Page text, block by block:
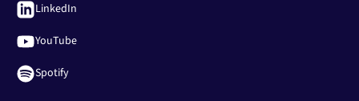
LinkedIn
YouTube
Spotify